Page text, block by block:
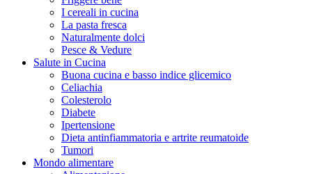
I cereali in cucina
La pasta fresca
Naturalmente dolci
Pesce & Vedure
Salute in Cucina
Buona cucina e basso indice glicemico
Celiachia
Colesterolo
Diabete
Ipertensione
Dieta antinfiammatoria e artrite reumatoide
Tumori
Mondo alimentare